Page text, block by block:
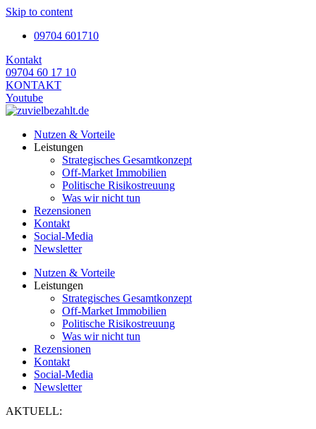
Skip to content
09704 601710
Kontakt
09704 60 17 10
KONTAKT
Youtube
Nutzen & Vorteile
Leistungen
Strategisches Gesamtkonzept
Off-Market Immobilien
Politische Risikostreuung
Was wir nicht tun
Rezensionen
Kontakt
Social-Media
Newsletter
Nutzen & Vorteile
Leistungen
Strategisches Gesamtkonzept
Off-Market Immobilien
Politische Risikostreuung
Was wir nicht tun
Rezensionen
Kontakt
Social-Media
Newsletter
AKTUELL: